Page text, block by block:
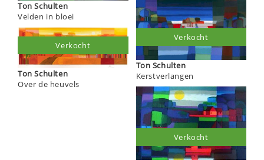
Ton Schulten
Velden in bloei
Ton Schulten
Over de heuvels
Verkocht
Ton Schulten
Kerstverlangen
Verkocht
Verkocht